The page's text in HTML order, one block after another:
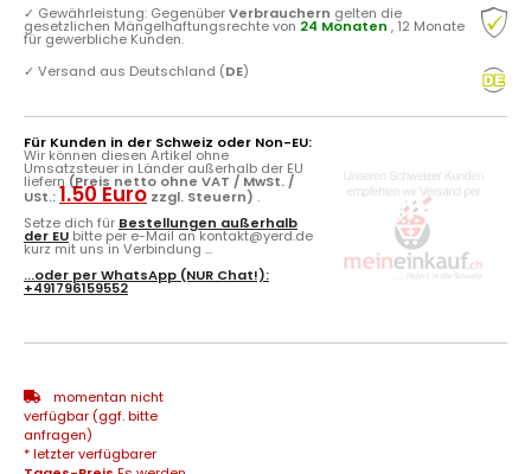
✓ Gewährleistung: GegenüberVerbrauchern gelten die
gesetzlichen Mängelhaftungsrechte von 24 Monaten , 12 Monate
für gewerbliche Kunden.
✓ Versand aus Deutschland (DE)
Für Kunden in der Schweiz oder Non-EU:
Wir können diesen Artikel ohne
Umsatzsteuer in Länder außerhalb der EU
liefern (Preis netto ohne VAT / MwSt. /
USt.:1.50 Euro zzgl. Steuern) .
Setze dich für Bestellungen außerhalb
der EU bitte per e-Mail an kontakt@yerd.de
kurz mit uns in Verbindung ...
...oder perWhatsApp (NUR Chat!):
+491796159552
momentan nicht
verfügbar (ggf. bitte
anfragen)
* letzter verfügbarer